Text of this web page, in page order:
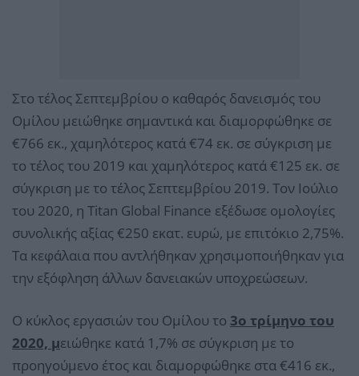
Στο τέλος Σεπτεμβρίου ο καθαρός δανεισμός του
Ομίλου μειώθηκε σημαντικά και διαμορφώθηκε σε
€766 εκ., χαμηλότερος κατά €74 εκ. σε σύγκριση με
το τέλος του 2019 και χαμηλότερος κατά €125 εκ. σε
σύγκριση με το τέλος Σεπτεμβρίου 2019. Τον Ιούλιο
του 2020, η Titan Global Finance εξέδωσε ομολογίες
συνολικής αξίας €250 εκατ. ευρώ, με επιτόκιο 2,75%.
Τα κεφάλαια που αντλήθηκαν χρησιμοποιήθηκαν για
την εξόφληση άλλων δανειακών υποχρεώσεων.
Ο κύκλος εργασιών του Ομίλου το 3ο τρίμηνο του
2020, μειώθηκε κατά 1,7% σε σύγκριση με το
προηγούμενο έτος και διαμορφώθηκε στα €416 εκ.,